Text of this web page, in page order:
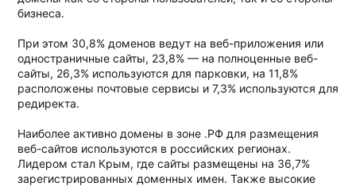
бизнеса.
При этом 30,8% доменов ведут на веб-приложения или
одностраничные сайты, 23,8% — на полноценные веб-
сайты, 26,3% используются для парковки, на 11,8%
расположены почтовые сервисы и 7,3% используются для
редиректа.
Наиболее активно домены в зоне .РФ для размещения
веб-сайтов используются в российских регионах.
Лидером стал Крым, где сайты размещены на 36,7%
зарегистрированных доменных имен. Также высокие